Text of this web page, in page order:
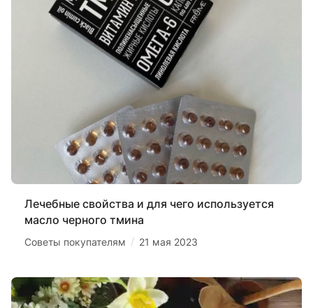
Лечебные свойства и для чего используется
масло черного тмина
Советы покупателям / 21 мая 2023